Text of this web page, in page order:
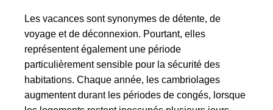
Les vacances sont synonymes de détente, de
voyage et de déconnexion. Pourtant, elles
représentent également une période
particulièrement sensible pour la sécurité des
habitations. Chaque année, les cambriolages
augmentent durant les périodes de congés, lorsque